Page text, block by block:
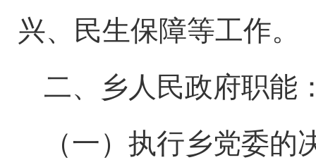
兴、民生保障等工作。
二、乡人民政府职能
（一）执行乡党委